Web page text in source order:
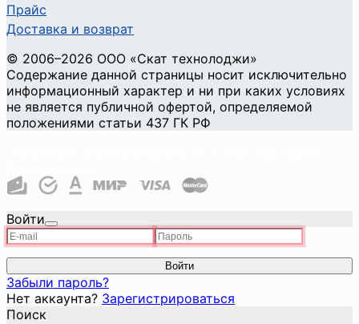
Прайс
Доставка и возврат
© 2006–2026 ООО «Скат технолоджи»
Содержание данной страницы носит исключительно
информационный характер и ни при каких условиях
не является публичной офертой, определяемой
положениями статьи 437 ГК РФ
Войти
Войти
Забыли пароль?
Нет аккаунта? Зарегистрироваться
Поиск